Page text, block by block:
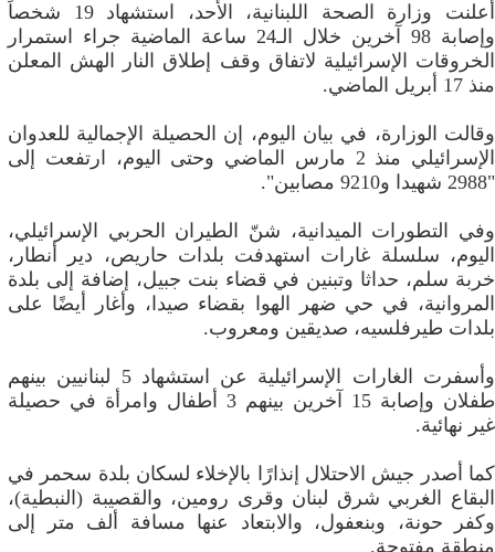
أعلنت وزارة الصحة اللبنانية، الأحد، استشهاد 19 شخصاً
وإصابة 98 آخرين خلال الـ24 ساعة الماضية جراء استمرار
الخروقات الإسرائيلية لاتفاق وقف إطلاق النار الهش المعلن
منذ 17 أبريل الماضي.
وقالت الوزارة، في بيان اليوم، إن الحصيلة الإجمالية للعدوان
الإسرائيلي منذ 2 مارس الماضي وحتى اليوم، ارتفعت إلى
"2988 شهيدا و9210 مصابين".
وفي التطورات الميدانية، شنّ الطيران الحربي الإسرائيلي،
اليوم، سلسلة غارات استهدفت بلدات حاريص، دير أنطار،
خربة سلم، حداثا وتبنين في قضاء بنت جبيل، إضافة إلى بلدة
المروانية، في حي ضهر الهوا بقضاء صيدا، وأغار أيضًا على
بلدات طيرفلسيه، صديقين ومعروب.
وأسفرت الغارات الإسرائيلية عن استشهاد 5 لبنانيين بينهم
طفلان وإصابة 15 آخرين بينهم 3 أطفال وامرأة في حصيلة
غير نهائية.
كما أصدر جيش الاحتلال إنذارًا بالإخلاء لسكان بلدة سحمر في
البقاع الغربي شرق لبنان وقرى رومین، والقصيبة (النبطية)،
وكفر حونة، وبنعفول، والابتعاد عنها مسافة ألف متر إلى
منطقة مفتوحة.